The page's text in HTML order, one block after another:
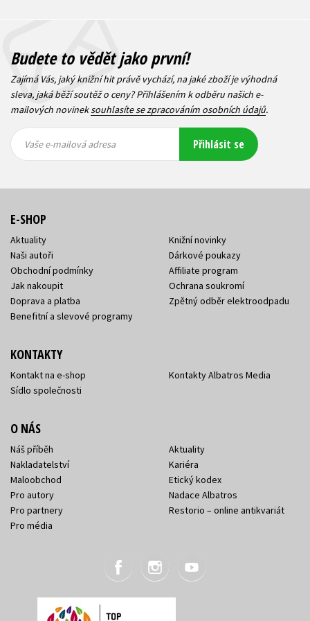
Budete to vědět jako první!
Zajímá Vás, jaký knižní hit právě vychází, na jaké zboží je výhodná
sleva, jaká běží soutěž o ceny? Přihlášením k odběru našich e-
mailových novineksouhlasíte se zpracováním osobních údajů.
mailová
mailová
Vaše e-mailová adresa Přihlásit se
E-SHOP
Aktuality
Naši autoři
Obchodní podmínky
Jak nakoupit
Doprava a platba
Benefitní a slevové programy
Knižní novinky
Dárkové poukazy
Affiliate program
Ochrana soukromí
Zpětný odběr elektroodpadu
KONTAKTY
Kontakt na e-shop
Sídlo společnosti
Kontakty Albatros Media
O NÁS
Náš příběh
Nakladatelství
Maloobchod
Pro autory
Pro partnery
Pro média
Aktuality
Kariéra
Etický kodex
Nadace Albatros
Restorio – online antikvariát